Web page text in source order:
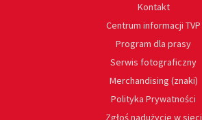
Kontakt
Centrum informacji TVP
Program dla prasy
Serwis fotograficzny
Merchandising (znaki)
Polityka Prywatności
Zgłoś nadużycie w sieci